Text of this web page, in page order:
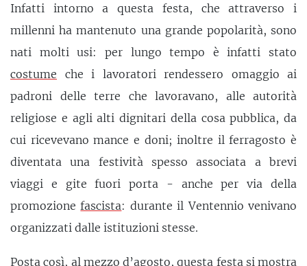
Infatti intorno a questa festa, che attraverso i
millenni ha mantenuto una grande popolarità, sono
nati molti usi: per lungo tempo è infatti stato
costume che i lavoratori rendessero omaggio ai
padroni delle terre che lavoravano, alle autorità
religiose e agli alti dignitari della cosa pubblica, da
cui ricevevano mance e doni; inoltre il ferragosto è
diventata una festività spesso associata a brevi
viaggi e gite fuori porta - anche per via della
promozionefascista: durante il Ventennio venivano
organizzati dalle istituzioni stesse.
Posta così, al mezzo d’agosto, questa festa si mostra